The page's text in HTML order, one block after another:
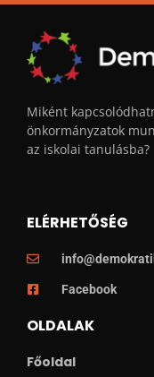
Miként
önkormányzatok
az iskolai tanulásba?
ELÉRHETŐSÉG
Facebook
OLDALAK
Főoldal